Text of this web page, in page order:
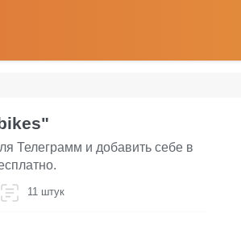
Телеграмм и добавить себе в
11 штук